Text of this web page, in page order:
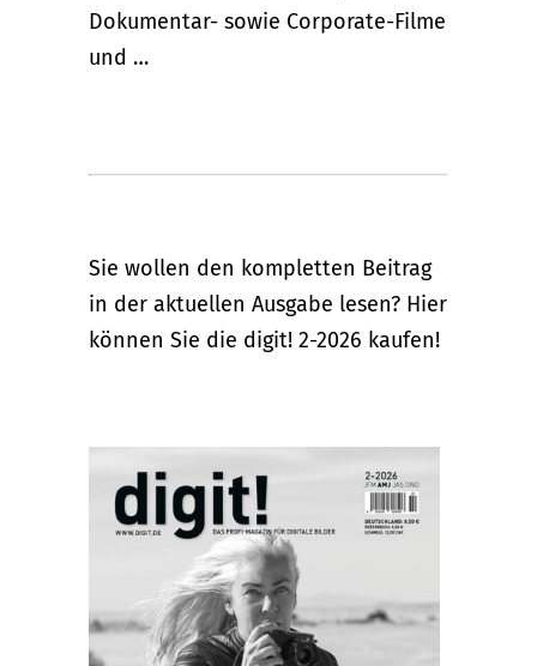
Dokumentar- sowie Corporate-Filme
und …
Sie wollen den kompletten Beitrag
in der aktuellen Ausgabe lesen? Hier
können Sie die digit! 2-2026 kaufen!